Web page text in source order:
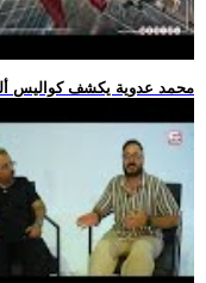
.. محمد عدوية يكشف كواليس